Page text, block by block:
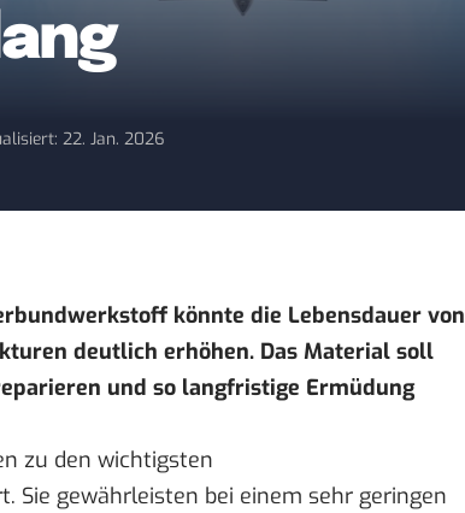
22. Jan. 2026
könnte die Lebensdauer von
deutlich erhöhen. Das Material soll
und so langfristige Ermüdung
zu den wichtigsten
Sie gewährleisten bei einem sehr geringen